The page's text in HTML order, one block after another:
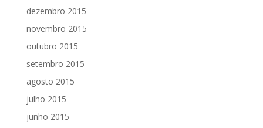
dezembro 2015
novembro 2015
outubro 2015
setembro 2015
agosto 2015
julho 2015
junho 2015